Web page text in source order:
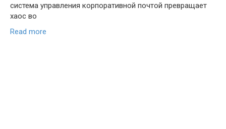
система управления корпоративной почтой превращает
хаос во
Read more